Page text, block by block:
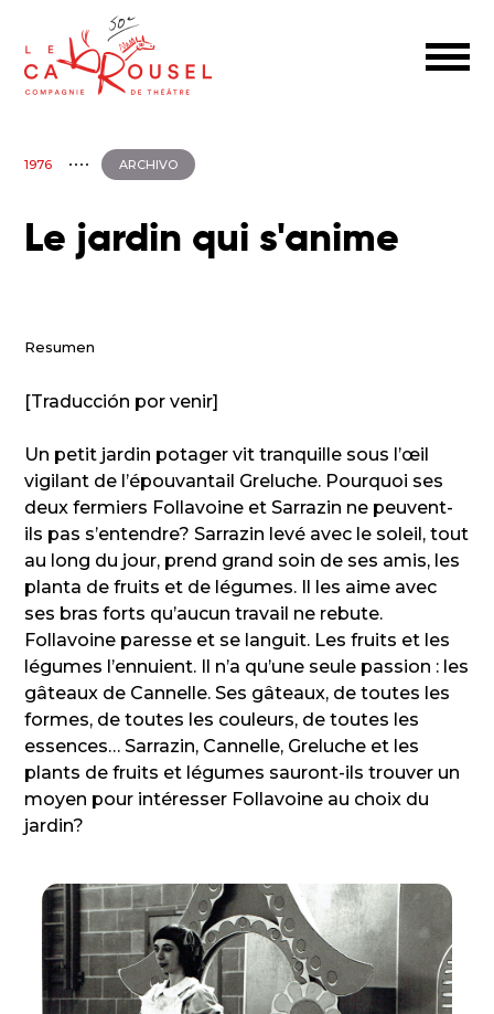
1976 ARCHIVO
Le jardin qui s'anime
Resumen
[Traducción por venir]
Un petit jardin potager vit tranquille sous l’œil
vigilant de l’épouvantail Greluche. Pourquoi ses
deux fermiers Follavoine et Sarrazin ne peuvent-
ils pas s’entendre? Sarrazin levé avec le soleil, tout
au long du jour, prend grand soin de ses amis, les
planta de fruits et de légumes. Il les aime avec
ses bras forts qu’aucun travail ne rebute.
Follavoine paresse et se languit. Les fruits et les
légumes l’ennuient. Il n’a qu’une seule passion : les
gâteaux de Cannelle. Ses gâteaux, de toutes les
formes, de toutes les couleurs, de toutes les
essences… Sarrazin, Cannelle, Greluche et les
plants de fruits et légumes sauront-ils trouver un
moyen pour intéresser Follavoine au choix du
jardin?